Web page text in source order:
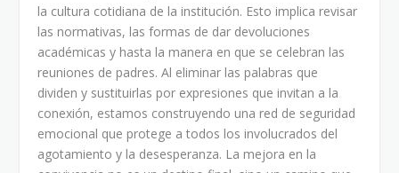
la cultura cotidiana de la institución. Esto implica revisar
las normativas, las formas de dar devoluciones
académicas y hasta la manera en que se celebran las
reuniones de padres. Al eliminar las palabras que
dividen y sustituirlas por expresiones que invitan a la
conexión, estamos construyendo una red de seguridad
emocional que protege a todos los involucrados del
agotamiento y la desesperanza. La mejora en la